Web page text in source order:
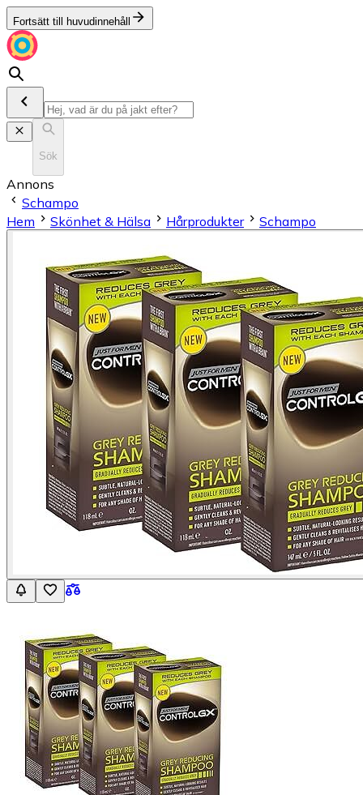
Fortsätt till huvudinnehåll
Sök
Annons
Schampo
Hem
Skönhet & Hälsa Hårprodukter Schampo